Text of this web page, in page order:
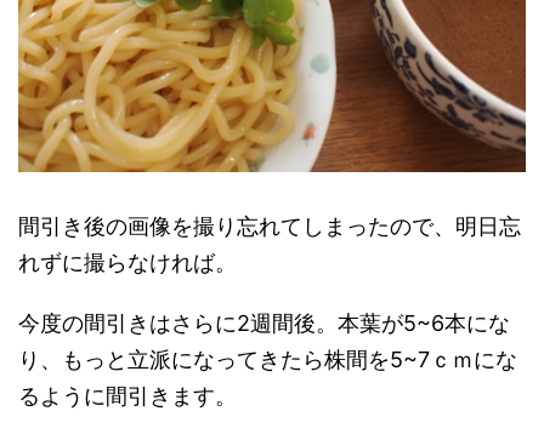
間引き後の画像を撮り忘れてしまったので、明日忘
れずに撮らなければ。
今度の間引きはさらに2週間後。本葉が5~6本にな
り、もっと立派になってきたら株間を5~7ｃｍにな
るように間引きます。